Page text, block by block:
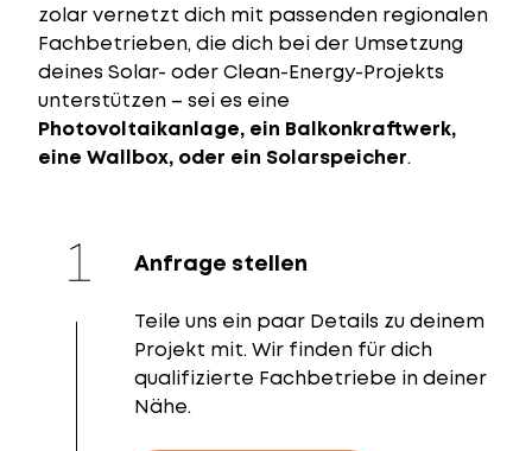
zolar vernetzt dich mit passenden regionalen
Fachbetrieben, die dich bei der Umsetzung
deines Solar- oder Clean-Energy-Projekts
unterstützen – sei es eine
Photovoltaikanlage, ein Balkonkraftwerk,
eine Wallbox, oder ein Solarspeicher.
Anfrage stellen
Teile uns ein paar Details zu deinem
Projekt mit. Wir finden für dich
qualifizierte Fachbetriebe in deiner
Nähe.